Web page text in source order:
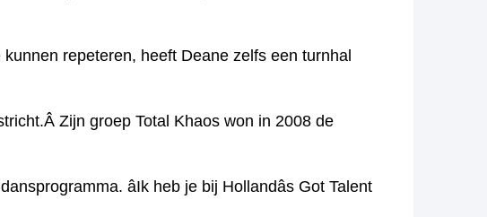
repeteren, heeft Deane zelfs een turnhal
Zijn groep Total Khaos won in 2008 de
âIk heb je bij Hollandâs Got Talent